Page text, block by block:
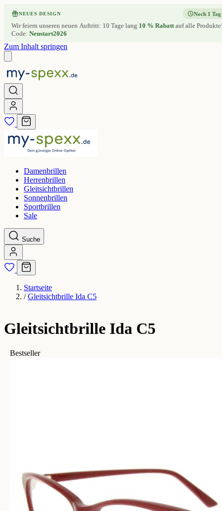
NEUES DESIGN
Wir feiern unseren neuen Auftritt: 10 Tage lang 10 % Rabattauf alle
Code: Neustart2026
Noch 1 Tag
Zum Inhalt springen
Damenbrillen
Herrenbrillen
Gleitsichtbrillen
Sonnenbrillen
Sportbrillen
Sale
Suche
Startseite
/ Gleitsichtbrille Ida C5
Gleitsichtbrille Ida C5
Bestseller